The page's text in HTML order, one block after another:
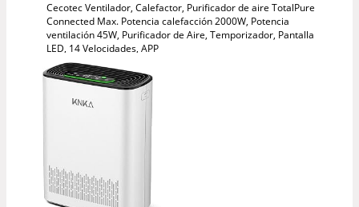
Cecotec Ventilador, Calefactor, Purificador de aire TotalPure
Connected Max. Potencia calefacción 2000W, Potencia
ventilación 45W, Purificador de Aire, Temporizador, Pantalla
LED, 14 Velocidades, APP